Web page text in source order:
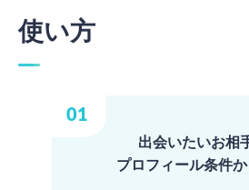
使い方
出会いたいお相
プロフィール条件